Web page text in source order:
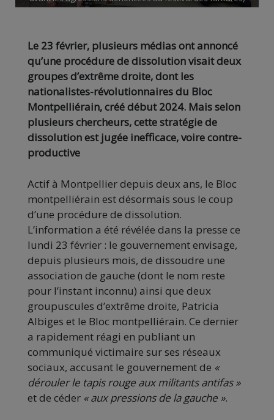
Le 23 février, plusieurs médias ont annoncé
qu’une procédure de dissolution visait deux
groupes d’extrême droite, dont les
nationalistes-révolutionnaires du Bloc
Montpelliérain, créé début 2024. Mais selon
plusieurs chercheurs, cette stratégie de
dissolution est jugée inefficace, voire contre-
productive
Actif à Montpellier depuis deux ans, le Bloc
montpelliérain est désormais sous le coup
d’une procédure de dissolution.
L’information a été révélée dans la presse ce
lundi 23 février : le gouvernement envisage,
depuis plusieurs mois, de dissoudre une
association de gauche (dont le nom reste
pour l’instant inconnu) ainsi que deux
groupuscules d’extrême droite, Patricia
Albiges et le Bloc montpelliérain. Ce dernier
a rapidement réagi en publiant un
communiqué victimaire sur ses réseaux
sociaux, accusant le gouvernement de «
dérouler le tapis rouge aux militants antifas »
et de céder « aux pressions de la gauche ».